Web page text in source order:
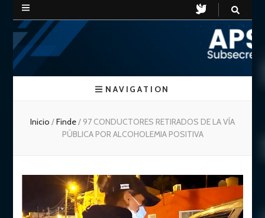
APSV
Chubut
Subsecretaria de Seguridad Vial
NAVIGATION
Inicio /Finde/ 97 CONDUCTORES RETIRADOS DE LA VÍA
PÚBLICA POR ALCOHOLEMIA POSITIVA